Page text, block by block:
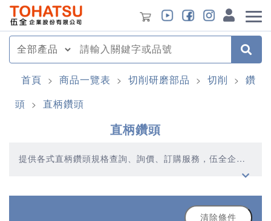
首頁 > 商品一覽表 > 切削研磨部品 > 切削 > 鑽
頭 > 直柄鑽頭
直柄鑽頭
提供各式直柄鑽頭規格查詢、詢價、訂購服務，伍全企業
深耕模具產業多年，秉持著優質品質、合理價格、多元產
清除條件